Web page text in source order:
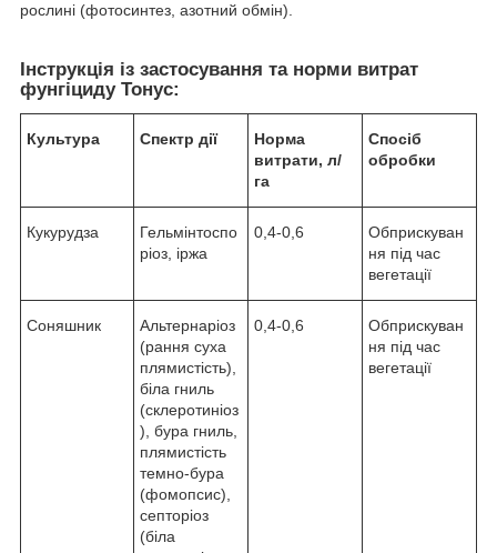
рослині (фотосинтез, азотний обмін).
Інструкція із застосування та норми витрат
фунгіциду Тонус:
Культура Спектр дії
Норма
витрати, л/
га
Спосіб
обробки
Кукурудза
Гельмінтоспо
ріоз, іржа
0,4-0,6
Обприскуван
ня під час
вегетації
Соняшник
Альтернаріоз
(рання суха
плямистість),
біла гниль
(склеротиніоз
), бура гниль,
плямистість
темно-бура
(фомопсис),
септоріоз
(біла
0,4-0,6
Обприскуван
ня під час
вегетації